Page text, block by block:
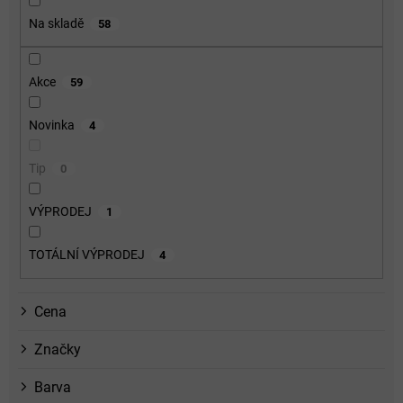
Na skladě 58
Akce 59
Novinka 4
Tip 0
VÝPRODEJ 1
TOTÁLNÍ VÝPRODEJ 4
Cena
Značky
Barva